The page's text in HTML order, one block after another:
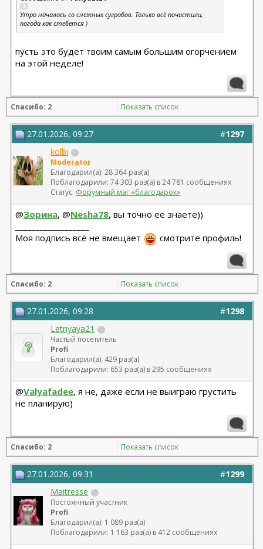
Утро началось со снежных сугробов. Только всё почистили,
погода как стебется )
пусть это будет твоим самым большим огорчением
на этой неделе!
Спасибо: 2 Показать список
#1297
27.01.2026, 09:27
kolbi
Moderator
Благодарил(а): 28 364 раз(а)
Поблагодарили: 74 303 раз(а) в 24 781 сообщениях
Статус: Форумный маг «благодарок»
@Зорина, @Nesha78, вы точно её знаете))
Моя подпись всё не вмещает
смотрите профиль!
Спасибо: 2 Показать список
#1298
27.01.2026, 09:28
Letnyaya21
Частый посетитель
Profi
Благодарил(а): 429 раз(а)
Поблагодарили: 653 раз(а) в 295 сообщениях
@Valyafadee, я не, даже если не выиграю грустить
не планирую)
Спасибо: 2 Показать список
#1299
27.01.2026, 09:31
Maitresse
Постоянный участник
Profi
Благодарил(а): 1 089 раз(а)
Поблагодарили: 1 163 раз(а) в 412 сообщениях